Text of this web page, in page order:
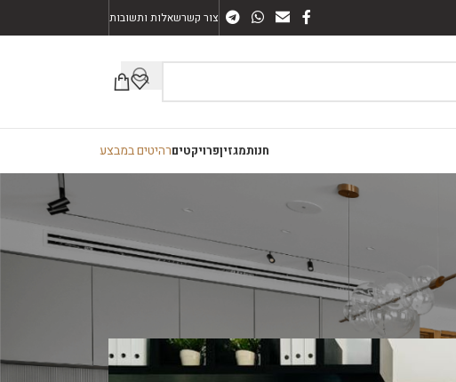
צור קשרשאלות ותשובות
חנותמגזיןפרויקטיםרהיטים במבצע
אחסון ייחודיים לבית